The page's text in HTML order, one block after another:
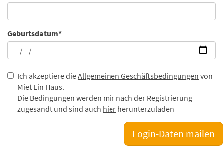
Geburtsdatum*
Ich akzeptiere dieAllgemeinen Geschäftsbedingungen von
Miet Ein Haus.
Die Bedingungen werden mir nach der Registrierung
zugesandt und sind auch hier herunterzuladen